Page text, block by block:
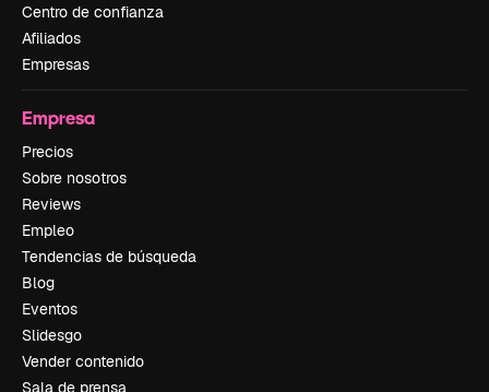
Centro de confianza
Afiliados
Empresas
Empresa
Precios
Sobre nosotros
Reviews
Empleo
Tendencias de búsqueda
Blog
Eventos
Slidesgo
Vender contenido
Sala de prensa